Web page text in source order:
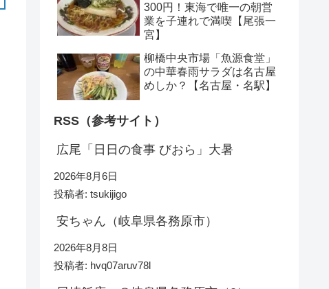
300円！東海で唯一の朝営
業を子連れで満喫【尾張一
宮】
柳橋中央市場「魚源食堂」
の中華春雨サラダは名古屋
めしか？【名古屋・名駅】
RSS（参考サイト）
広尾「日日の食事 びおら」大暑
2026年8月6日
投稿者: tsukijigo
安ちゃん（岐阜県各務原市）
2026年8月8日
投稿者: hvq07aruv78l